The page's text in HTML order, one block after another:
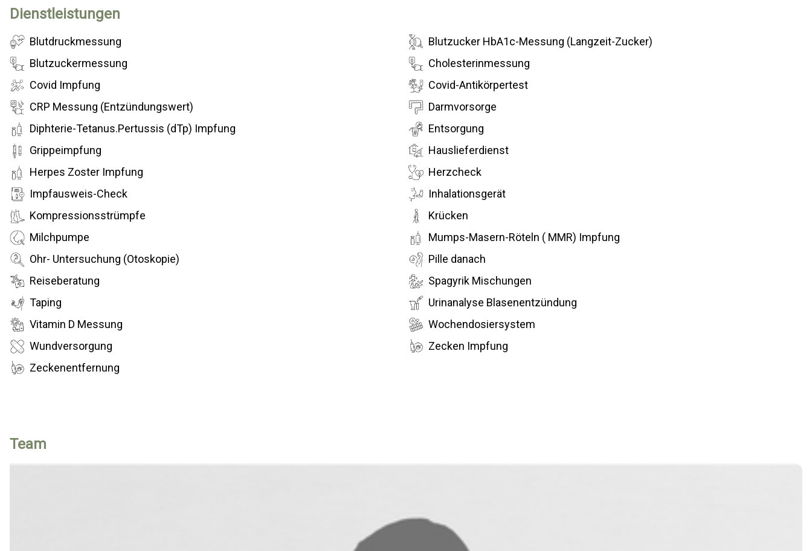
Dienstleistungen
Blutdruckmessung
Blutzucker HbA1c-Messung (Langzeit-Zucker)
Blutzuckermessung
Cholesterinmessung
Covid Impfung
Covid-Antikörpertest
CRP Messung (Entzündungswert)
Darmvorsorge
Diphterie-Tetanus.Pertussis (dTp) Impfung
Entsorgung
Grippeimpfung
Hauslieferdienst
Herpes Zoster Impfung
Herzcheck
Impfausweis-Check
Inhalationsgerät
Kompressionsstrümpfe
Krücken
Milchpumpe
Mumps-Masern-Röteln ( MMR) Impfung
Ohr- Untersuchung (Otoskopie)
Pille danach
Reiseberatung
Spagyrik Mischungen
Taping
Urinanalyse Blasenentzündung
Vitamin D Messung
Wochendosiersystem
Wundversorgung
Zecken Impfung
Zeckenentfernung
Team